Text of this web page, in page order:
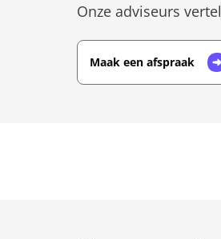
Onze adviseurs
Maak een afspraak